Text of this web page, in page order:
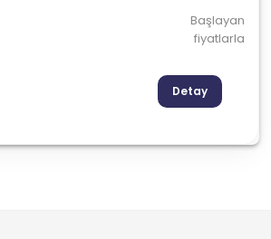
Başlayan
fiyatlarla
Detay